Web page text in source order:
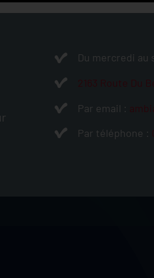
Du mercredi au
Par email :
Par téléphone :